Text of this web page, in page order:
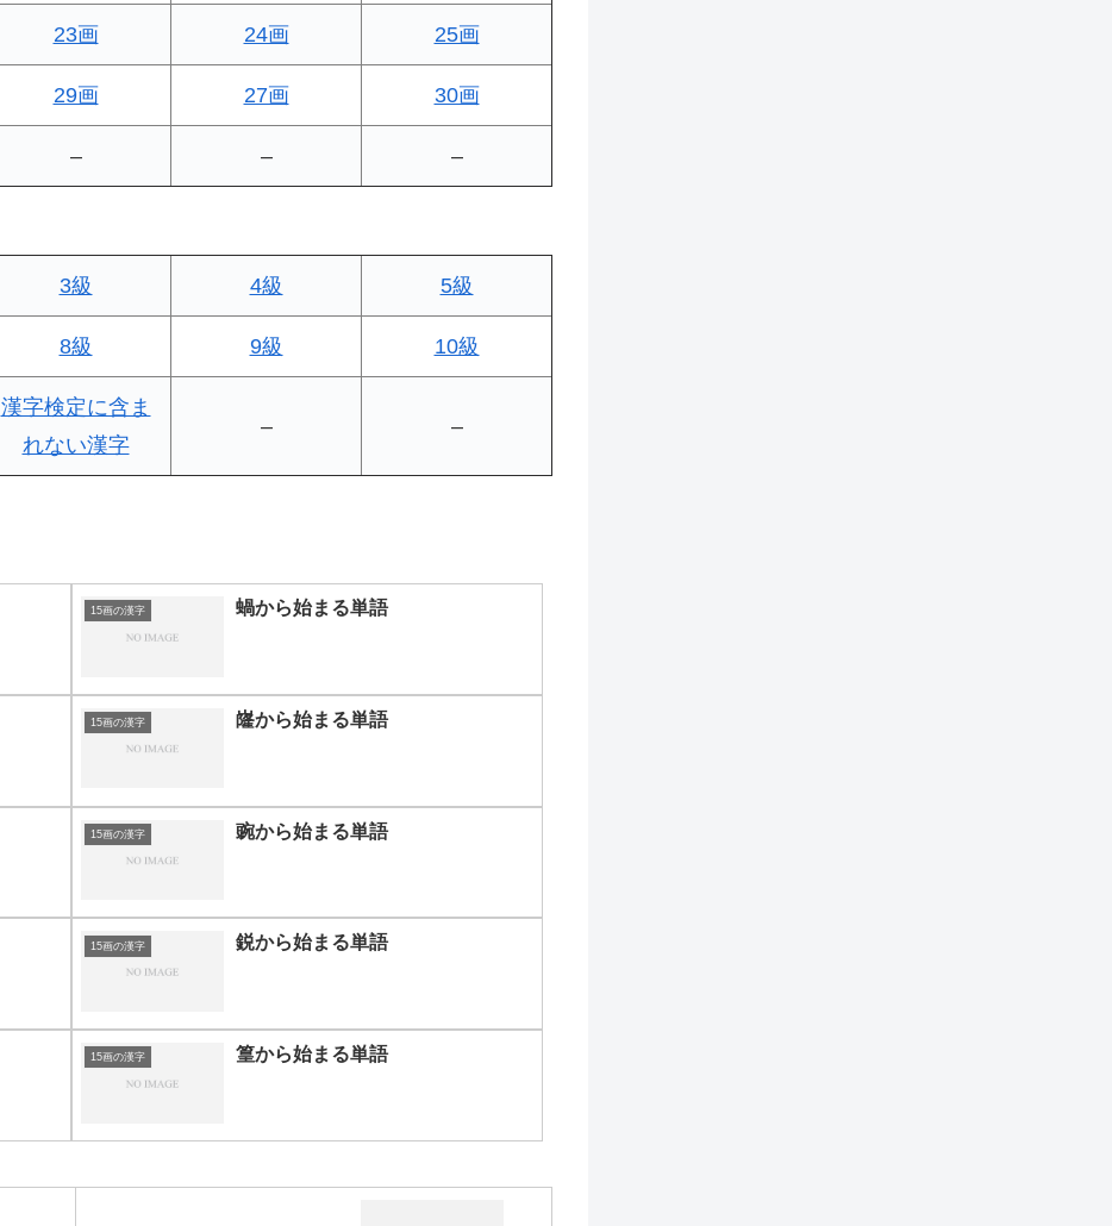
23画 24画 25画
29画 27画 30画
– – –
3級 4級 5級
8級 9級 10級
漢字検定に含ま
れない漢字
– –
15画の漢字 蝸から始まる単語
15画の漢字 嶐から始まる単語
15画の漢字 豌から始まる単語
15画の漢字 鋭から始まる単語
15画の漢字 篁から始まる単語